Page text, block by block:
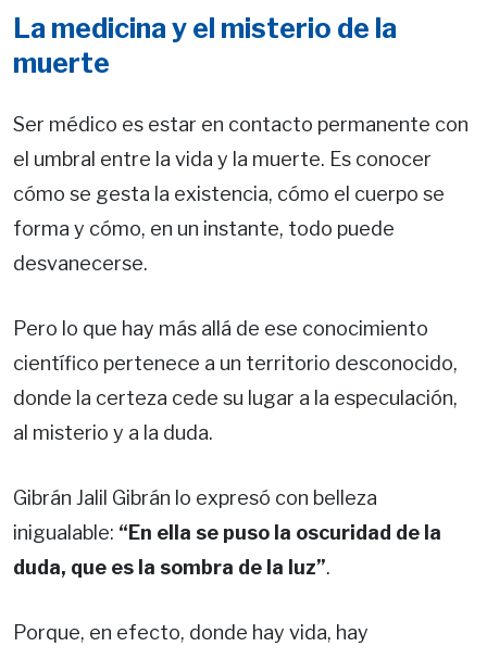
La medicina y el misterio de la
muerte
Ser médico es estar en contacto permanente con
el umbral entre la vida y la muerte. Es conocer
cómo se gesta la existencia, cómo el cuerpo se
forma y cómo, en un instante, todo puede
desvanecerse.
Pero lo que hay más allá de ese conocimiento
científico pertenece a un territorio desconocido,
donde la certeza cede su lugar a la especulación,
al misterio y a la duda.
Gibrán Jalil Gibrán lo expresó con belleza
inigualable: “En ella se puso la oscuridad de la
duda, que es la sombra de la luz”.
Porque, en efecto, donde hay vida, hay